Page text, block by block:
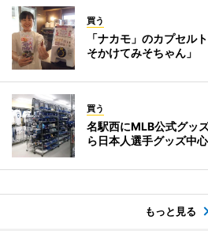
買う
「ナカモ」のカプセ
そかけてみそちゃん」
買う
名駅西にMLB公式グッ
ら日本人選手グッズ中
もっと見る